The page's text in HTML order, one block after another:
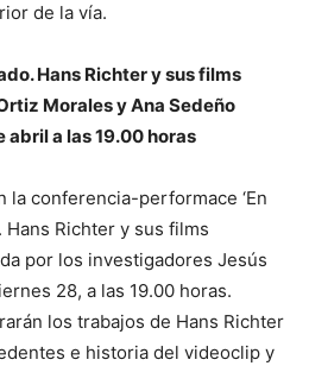
de la vía.
Hans Richter y sus films
Morales y Ana Sedeño
abril a las 19.00 horas
la conferencia-performace ‘En
Richter y sus films
por los investigadores Jesús
28, a las 19.00 horas.
los trabajos de Hans Richter
e historia del videoclip y